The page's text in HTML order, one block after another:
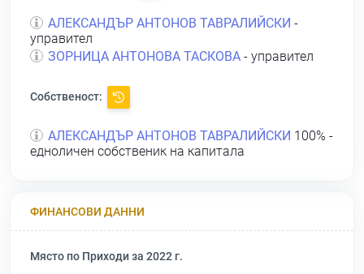
АЛЕКСАНДЪР АНТОНОВ ТАВРАЛИЙСКИ -
управител
ЗОРНИЦА АНТОНОВА ТАСКОВА - управител
Собственост:
АЛЕКСАНДЪР АНТОНОВ ТАВРАЛИЙСКИ 100% -
едноличен собственик на капитала
ФИНАНСОВИ ДАННИ
Място по Приходи за 2022 г.